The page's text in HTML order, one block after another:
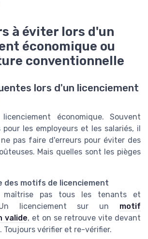
à éviter lors d'un
économique ou
conventionnelle
lors d'un licenciement
économique. Souvent
les employeurs et les salariés, il
pas faire d'erreurs pour éviter des
Mais quelles sont les pièges
des motifs de licenciement
maîtrise pas tous les tenants et
Un licenciement sur un motif
valide, et on se retrouve vite devant
Toujours vérifier et re-vérifier.